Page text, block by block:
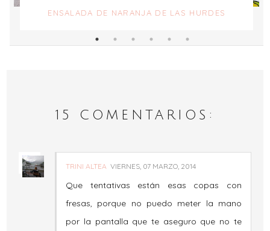
ENSALADA DE NARANJA DE LAS HURDES
15 COMENTARIOS:
TRINI ALTEA VIERNES, 07 MARZO, 2014
Que tentativas están esas copas con
fresas, porque no puedo meter la mano
por la pantalla que te aseguro que no te